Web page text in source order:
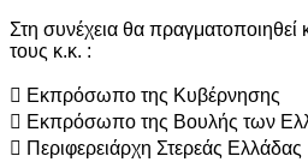
Στη συνέχεια θα
τους κ.κ. :
 Εκπρόσωπο της Κυβέρνησης
 Εκπρόσωπο της Βουλής των
 Περιφερειάρχη Στερεάς Ελλάδας